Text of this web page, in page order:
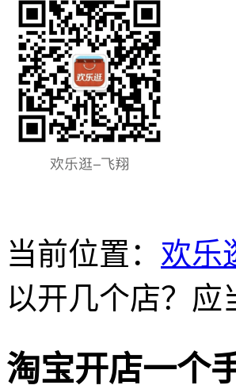
当前位置： 欢乐
以开几个店？应
淘宝开店一个